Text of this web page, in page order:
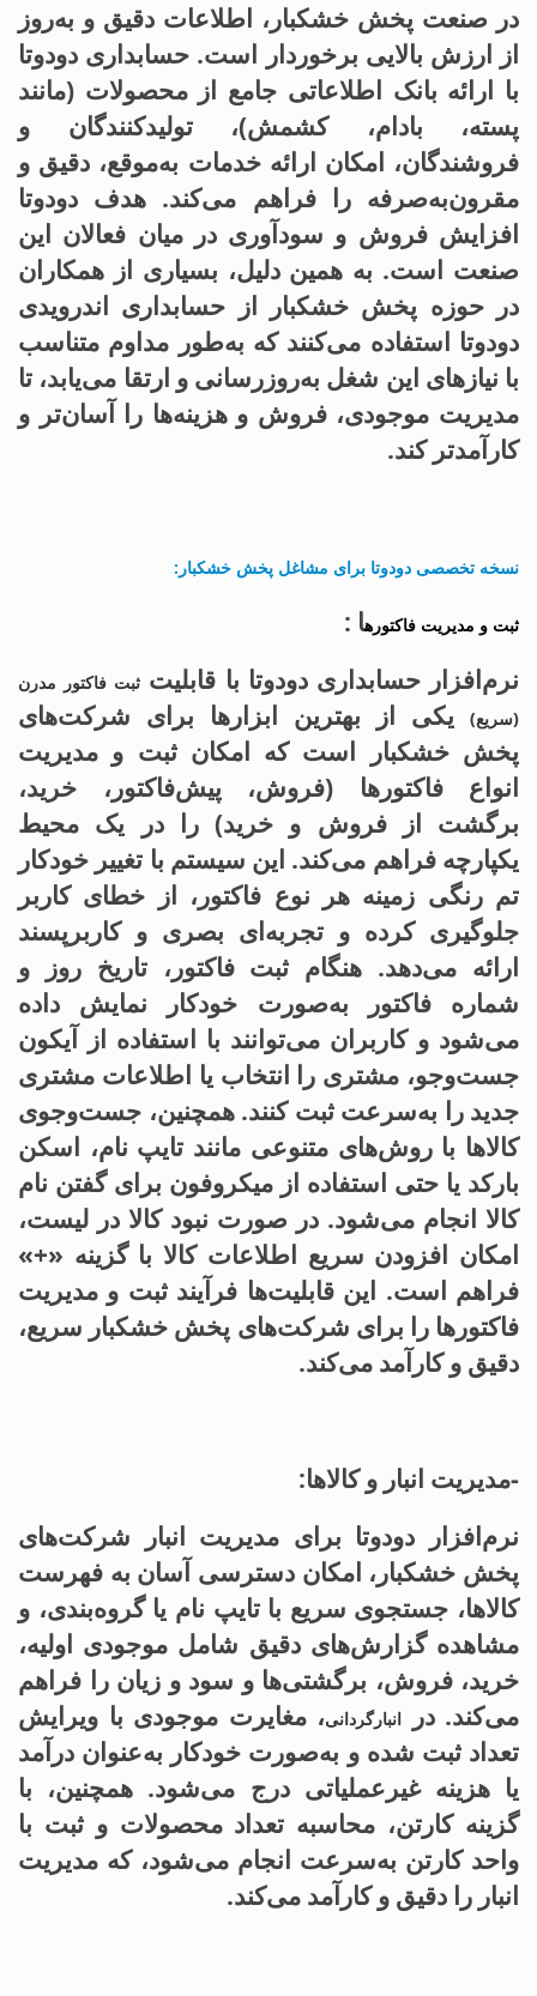
در صنعت پخش خشکبار، اطلاعات دقیق و به‌روز
از ارزش بالایی برخوردار است. حسابداری دودوتا
با ارائه بانک اطلاعاتی جامع از محصولات (مانند
پسته، بادام، کشمش)، تولیدکنندگان و
فروشندگان، امکان ارائه خدمات به‌موقع، دقیق و
مقرون‌به‌صرفه را فراهم می‌کند. هدف دودوتا
افزایش فروش و سودآوری در میان فعالان این
صنعت است. به همین دلیل، بسیاری از همکاران
در حوزه پخش خشکبار از حسابداری اندرویدی
دودوتا استفاده می‌کنند که به‌طور مداوم متناسب
با نیازهای این شغل به‌روزرسانی و ارتقا می‌یابد، تا
مدیریت موجودی، فروش و هزینه‌ها را آسان‌تر و
کارآمدتر کند.
نسخه تخصصی دودوتا برای مشاغل پخش خشکبار:
ثبت و مدیریت فاکتورها :
نرم‌افزار حسابداری دودوتا با قابلیت ثبت فاکتور مدرن
(سریع)
یکی از بهترین ابزارها برای شرکت‌های
پخش خشکبار است که امکان ثبت و مدیریت
انواع فاکتورها (فروش، پیش‌فاکتور، خرید،
برگشت از فروش و خرید) را در یک محیط
یکپارچه فراهم می‌کند. این سیستم با تغییر خودکار
تم رنگی زمینه هر نوع فاکتور، از خطای کاربر
جلوگیری کرده و تجربه‌ای بصری و کاربرپسند
ارائه می‌دهد. هنگام ثبت فاکتور، تاریخ روز و
شماره فاکتور به‌صورت خودکار نمایش داده
می‌شود و کاربران می‌توانند با استفاده از آیکون
جست‌وجو، مشتری را انتخاب یا اطلاعات مشتری
جدید را به‌سرعت ثبت کنند. همچنین، جست‌وجوی
کالاها با روش‌های متنوعی مانند تایپ نام، اسکن
بارکد یا حتی استفاده از میکروفون برای گفتن نام
کالا انجام می‌شود. در صورت نبود کالا در لیست،
امکان افزودن سریع اطلاعات کالا با گزینه «+»
فراهم است. این قابلیت‌ها فرآیند ثبت و مدیریت
فاکتورها را برای شرکت‌های پخش خشکبار سریع،
دقیق و کارآمد می‌کند.
-مدیریت انبار و کالاها:
نرم‌افزار دودوتا برای مدیریت انبار شرکت‌های
پخش خشکبار، امکان دسترسی آسان به فهرست
کالاها، جستجوی سریع با تایپ نام یا گروه‌بندی، و
مشاهده گزارش‌های دقیق شامل موجودی اولیه،
خرید، فروش، برگشتی‌ها و سود و زیان را فراهم
می‌کند. در
انبارگردانی، مغایرت موجودی با ویرایش
تعداد ثبت شده و به‌صورت خودکار به‌عنوان درآمد
یا هزینه غیرعملیاتی درج می‌شود. همچنین، با
گزینه کارتن، محاسبه تعداد محصولات و ثبت با
واحد کارتن به‌سرعت انجام می‌شود، که مدیریت
انبار را دقیق و کارآمد می‌کند.